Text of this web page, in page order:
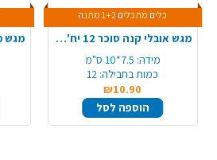
כלים מתכלים 1+2 מתנה
מגש אובלי קנה סוכר 12 יח'- קטן
מידה: 7.5*10 ס"מ
כמות בחבילה: 12
₪10.90
הוספה לסל